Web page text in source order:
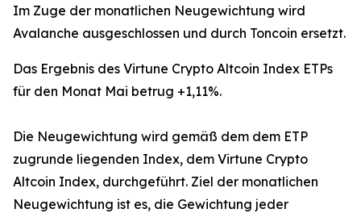
Im Zuge der monatlichen Neugewichtung wird
Avalanche ausgeschlossen und durch Toncoin ersetzt.
Das Ergebnis des Virtune Crypto Altcoin Index ETPs
für den Monat Mai betrug +1,11%.
Die Neugewichtung wird gemäß dem dem ETP
zugrunde liegenden Index, dem Virtune Crypto
Altcoin Index, durchgeführt. Ziel der monatlichen
Neugewichtung ist es, die Gewichtung jeder